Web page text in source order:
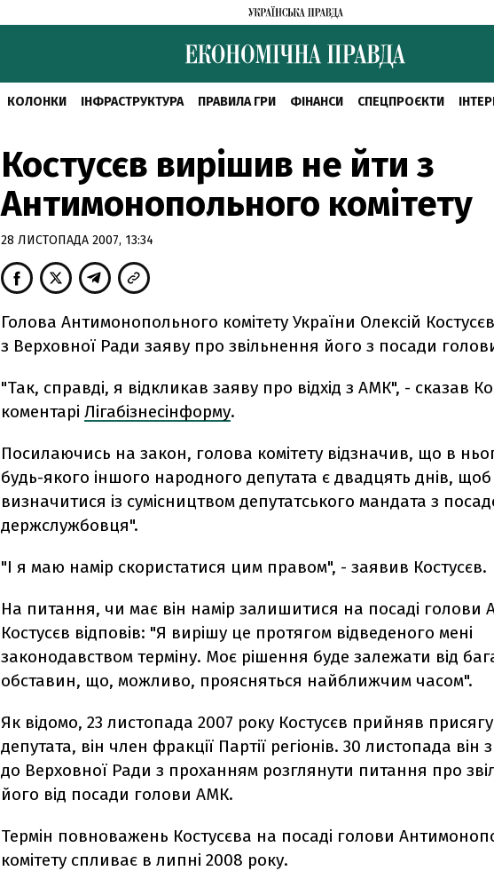
КОЛОНКИ ІНФРАСТРУКТУРА ПРАВИЛА ГРИ ФІНАНСИ СПЕЦПРОЄКТИ
Костусєв вирішив не йти з
Антимонопольного комітету
28 ЛИСТОПАДА 2007, 13:34
Голова Антимонопольного комітету України Олексій
з Верховної Ради заяву про звільнення його з посади
"Так, справді, я відкликав заяву про відхід з АМК", - сказав
коментарі Лігабізнесінформу.
Посилаючись на закон, голова комітету відзначив, що в
будь-якого іншого народного депутата є двадцять днів, щоб
визначитися із сумісництвом депутатського мандата з
держслужбовця".
"І я маю намір скористатися цим правом", - заявив Костусєв.
На питання, чи має він намір залишитися на посаді голови
Костусєв відповів: "Я вирішу це протягом відведеного мені
законодавством терміну. Моє рішення буде залежати від
обставин, що, можливо, проясняться найближчим часом".
Як відомо, 23 листопада 2007 року Костусєв прийняв
депутата, він член фракції Партії регіонів. 30 листопада він
до Верховної Ради з проханням розглянути питання про
його від посади голови АМК.
Термін повноважень Костусєва на посаді голови
комітету спливає в липні 2008 року.